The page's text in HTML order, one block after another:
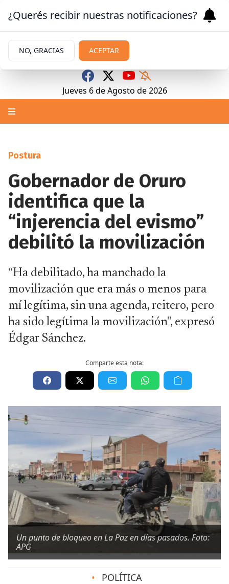
Jueves 6 de Agosto de 2026
Postura
Gobernador de Oruro
identifica que la
“injerencia del evismo”
debilitó la movilización
“Ha debilitado, ha manchado la
movilización que era más o menos para
mí legítima, sin una agenda, reitero, pero
ha sido legítima la movilización", expresó
Édgar Sánchez.
Comparte esta nota:
Un punto de bloqueo en La Paz en días pasados. Foto:
APG
• POLÍTICA
¿Querés recibir nuestras notificaciones?
NO, GRACIAS ACEPTAR